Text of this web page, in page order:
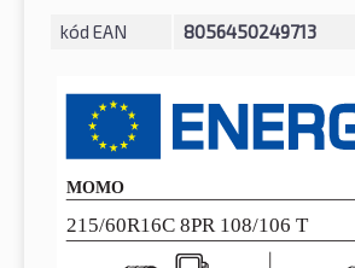
kód EAN 8056450249713